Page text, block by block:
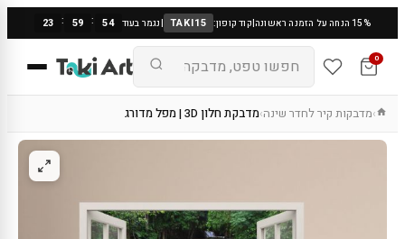
15% הנחה על הזמנה ראשונה |קוד קופון: TAKI15
|נגמר בעוד 23 : 59 : 54
0
›מדבקות קיר לחדר שינה›מדבקת חלון 3D | מפל מדורג